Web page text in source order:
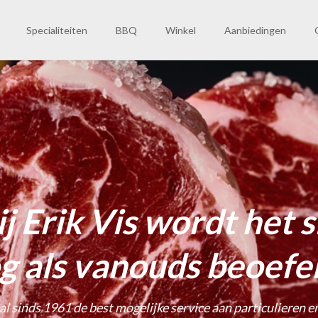
Specialiteiten BBQ Winkel Aanbiedingen
Weekaanbiedingen
Erik Vis wordt het
als vanouds
sinds 1961 de best mogelijke service aan particulieren